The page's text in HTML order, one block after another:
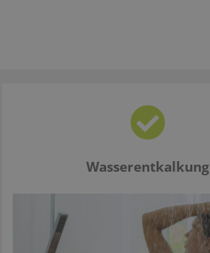
Wasserentkalkung